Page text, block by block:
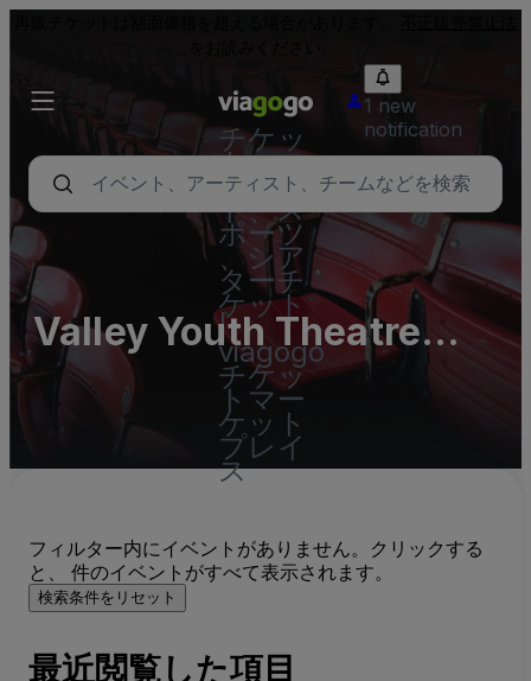
チケッ
ト - コ
ンサー
ト、ス
ポーツ
、シア
ターチ
ケット
|
viagogo
チケッ
トマー
ケット
プレイ
ス
1 new
notification
Valley Youth Theatre
Parking Lots (InActive)
フィルター内にイベントがありません。クリックする
と、 件のイベントがすべて表示されます。
検索条件をリセット
最近閲覧した項目